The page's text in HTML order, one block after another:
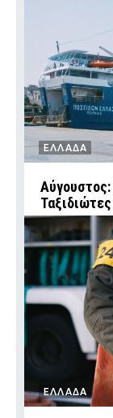
ΕΛΛΑΔΑ
ΕΛΛΑΔΑ